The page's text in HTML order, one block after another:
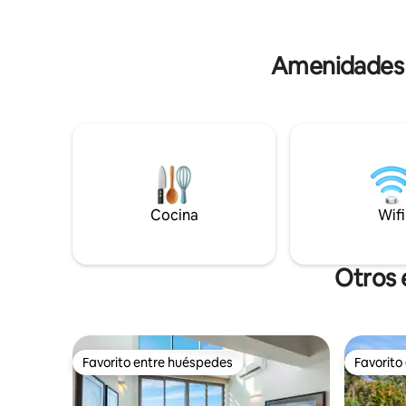
Cocina Wifi
Otros
Favorito entre huéspedes
Favorito entre huéspedes